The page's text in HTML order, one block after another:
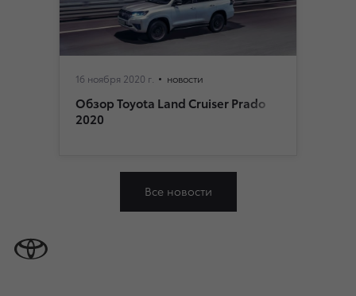
16 ноября 2020 г. новости
Обзор Toyota Land Cruiser Prado
2020
Все новости